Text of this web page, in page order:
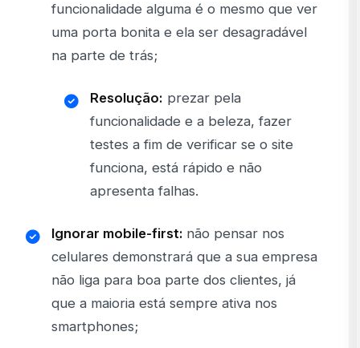
funcionalidade alguma é o mesmo que ver
uma porta bonita e ela ser desagradável
na parte de trás;
Resolução: prezar pela
funcionalidade e a beleza, fazer
testes a fim de verificar se o site
funciona, está rápido e não
apresenta falhas.
Ignorar mobile-first: não pensar nos
celulares demonstrará que a sua empresa
não liga para boa parte dos clientes, já
que a maioria está sempre ativa nos
smartphones;